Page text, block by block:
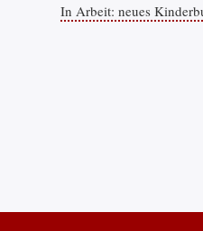
In Arbeit: neues